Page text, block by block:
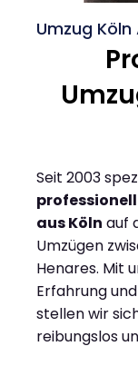
Umzug
Seit 2003
aus Köln auf
Umzügen
Henares. Mit
Erfahrung
stellen wir
reibungslos